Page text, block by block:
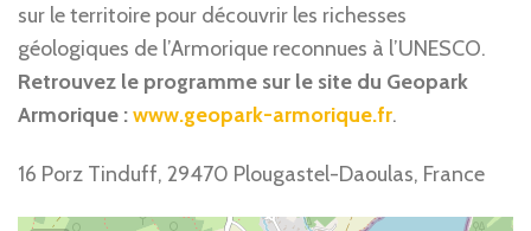
sur le territoire pour découvrir les richesses
géologiques de l’Armorique reconnues à l’UNESCO.
Retrouvez le programme sur le site du Geopark
Armorique :www.geopark-armorique.fr.
16 Porz Tinduff, 29470 Plougastel-Daoulas, France